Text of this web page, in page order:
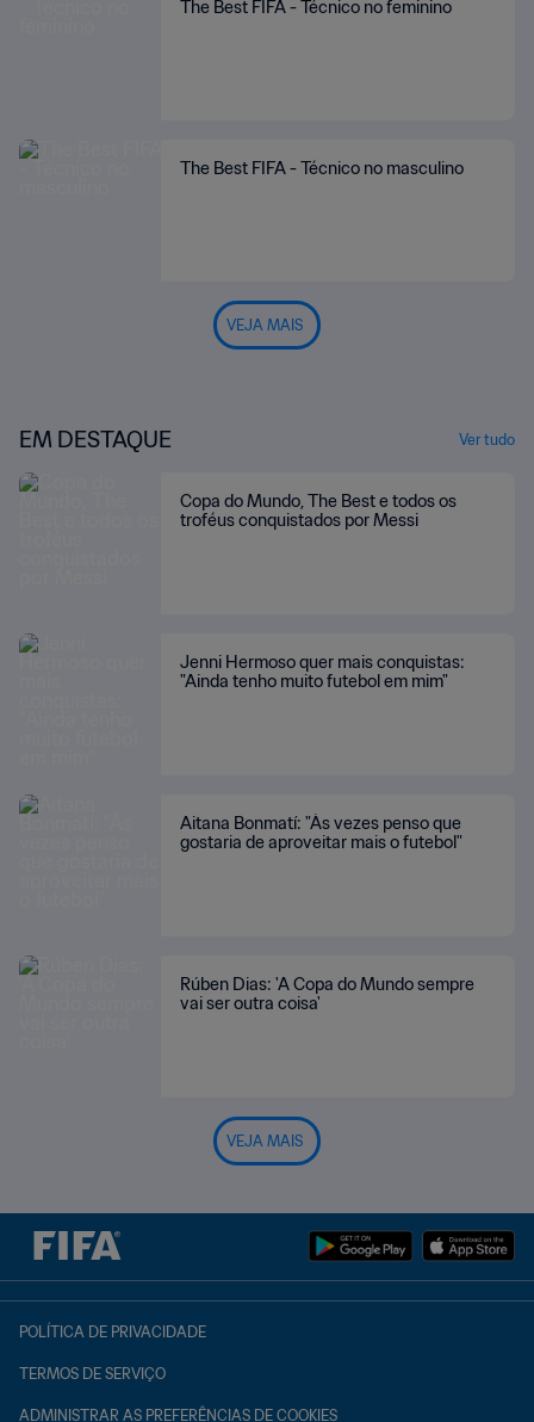
The Best FIFA - Técnico no feminino
The Best FIFA - Técnico no masculino
VEJA MAIS
EM DESTAQUE Ver tudo
Copa do Mundo, The Best e todos os
troféus conquistados por Messi
Jenni Hermoso quer mais conquistas:
"Ainda tenho muito futebol em mim"
Aitana Bonmatí: "Às vezes penso que
gostaria de aproveitar mais o futebol"
Rúben Dias: 'A Copa do Mundo sempre
vai ser outra coisa'
VEJA MAIS
POLÍTICA DE PRIVACIDADE
TERMOS DE SERVIÇO
ADMINISTRAR AS PREFERÊNCIAS DE COOKIES